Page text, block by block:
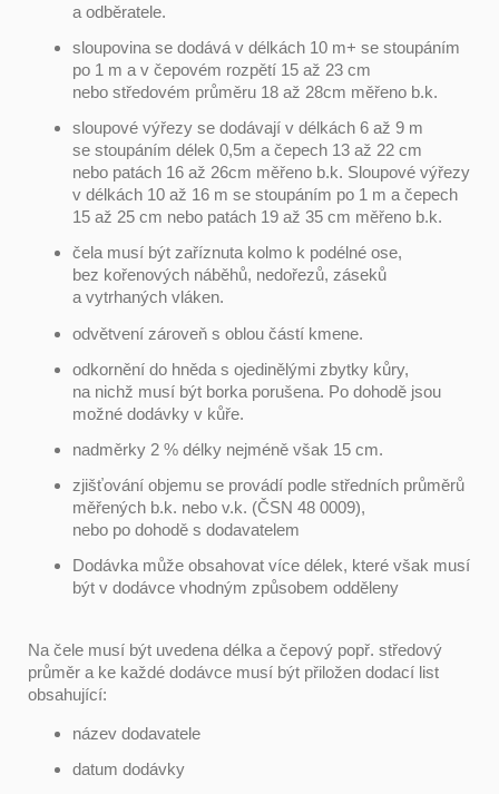
a odběratele.
sloupovina se dodává v délkách 10 m+ se stoupáním
po 1 m a v čepovém rozpětí 15 až 23 cm
nebo středovém průměru 18 až 28cm měřeno b.k.
sloupové výřezy se dodávají v délkách 6 až 9 m
se stoupáním délek 0,5m a čepech 13 až 22 cm
nebo patách 16 až 26cm měřeno b.k. Sloupové výřezy
v délkách 10 až 16 m se stoupáním po 1 m a čepech
15 až 25 cm nebo patách 19 až 35 cm měřeno b.k.
čela musí být zaříznuta kolmo k podélné ose,
bez kořenových náběhů, nedořezů, záseků
a vytrhaných vláken.
odvětvení zároveň s oblou částí kmene.
odkornění do hněda s ojedinělými zbytky kůry,
na nichž musí být borka porušena. Po dohodě jsou
možné dodávky v kůře.
nadměrky 2 % délky nejméně však 15 cm.
zjišťování objemu se provádí podle středních průměrů
měřených b.k. nebo v.k. (ČSN 48 0009),
nebo po dohodě s dodavatelem
Dodávka může obsahovat více délek, které však musí
být v dodávce vhodným způsobem odděleny
Na čele musí být uvedena délka a čepový popř. středový
průměr a ke každé dodávce musí být přiložen dodací list
obsahující:
název dodavatele
datum dodávky